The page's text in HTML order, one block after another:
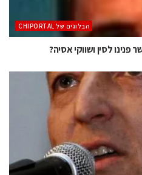
הבלוגים של CHIPORTAL
לסין ושווקי אסיה?